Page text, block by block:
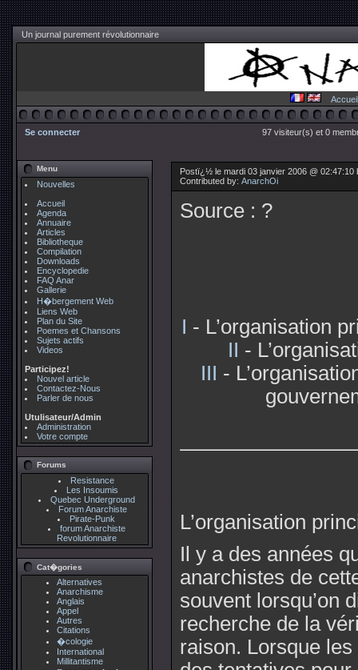
Un journal purement révolutionnaire
Accueil
Se connecter 97 visiteur(s) et 0
Menu
Nouvelles
Accueil
Agenda
Annuaire
Articles
Bibliotheque
Compilation
Downloads
Encyclopedie
FAQ Anar
Gallerie
H�bergement Web
Liens Web
Plan du Site
Poemes et Chansons
Sujets actifs
Videos
Participez!
Nouvel article
Contactez-Nous
Parler de nous
Utulisateur/Admin
Administration
Votre compte
Forums
Resistance
Les Insoumis
Quebec Underground
Forum Anarchiste
Pirate-Punk
forum Anarchiste
Revolutionnaire
Cat�gories
Alternatives
Anarchisme
Anglais
Appel
Autres
Citations
�cologie
International
Millitantisme
Postï¿½ le mardi 03 janvier 2006 @ 02:47:10
Contributed by: AnarchOi
Source : ?
I - L’organisation
II -
III -
L’organisation
Il y a des années
anarchistes de
souvent lorsqu’on
recherche de la
raison. Lorsque